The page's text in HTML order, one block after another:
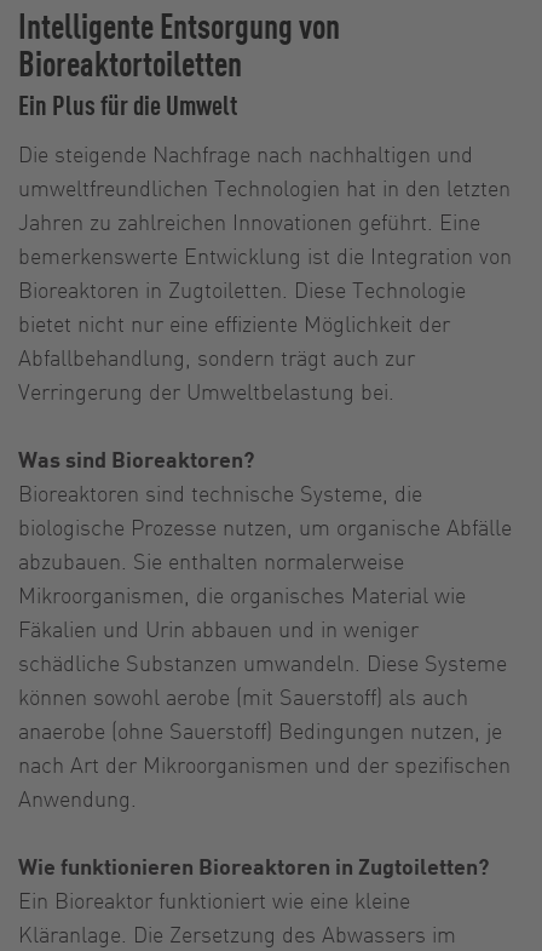
Intelligente Entsorgung von
Bioreaktortoiletten
Ein Plus für die Umwelt
Die steigende Nachfrage nach nachhaltigen und
umweltfreundlichen Technologien hat in den letzten
Jahren zu zahlreichen Innovationen geführt. Eine
bemerkenswerte Entwicklung ist die Integration von
Bioreaktoren in Zugtoiletten. Diese Technologie
bietet nicht nur eine effiziente Möglichkeit der
Abfallbehandlung, sondern trägt auch zur
Verringerung der Umweltbelastung bei.
Was sind Bioreaktoren?
Bioreaktoren sind technische Systeme, die
biologische Prozesse nutzen, um organische Abfälle
abzubauen. Sie enthalten normalerweise
Mikroorganismen, die organisches Material wie
Fäkalien und Urin abbauen und in weniger
schädliche Substanzen umwandeln. Diese Systeme
können sowohl aerobe (mit Sauerstoff) als auch
anaerobe (ohne Sauerstoff) Bedingungen nutzen, je
nach Art der Mikroorganismen und der spezifischen
Anwendung.
Wie funktionieren Bioreaktoren in Zugtoiletten?
Ein Bioreaktor funktioniert wie eine kleine
Kläranlage. Die Zersetzung des Abwassers im